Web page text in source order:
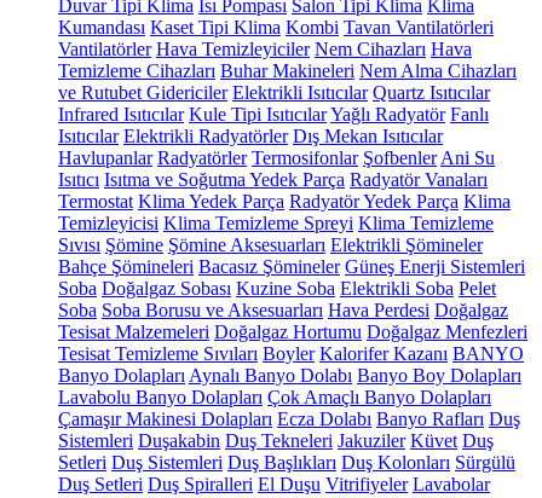
Duvar Tipi Klima Isı Pompası Salon Tipi Klima Klima
Kumandası Kaset Tipi Klima Kombi Tavan Vantilatörleri
Vantilatörler Hava Temizleyiciler Nem Cihazları Hava
Temizleme Cihazları Buhar Makineleri Nem Alma Cihazları
ve Rutubet Gidericiler Elektrikli Isıtıcılar Quartz Isıtıcılar
Infrared Isıtıcılar Kule Tipi IsıtıcılarYağlı Radyatör Fanlı
Isıtıcılar Elektrikli Radyatörler Dış Mekan Isıtıcılar
Havlupanlar Radyatörler Termosifonlar Şofbenler Ani Su
Isıtıcı Isıtma ve Soğutma Yedek Parça Radyatör Vanaları
Termostat Klima Yedek Parça Radyatör Yedek Parça Klima
Temizleyicisi Klima Temizleme Spreyi Klima Temizleme
Sıvısı Şömine Şömine Aksesuarları Elektrikli Şömineler
Bahçe Şömineleri Bacasız Şömineler Güneş Enerji Sistemleri
Soba Doğalgaz Sobası Kuzine Soba Elektrikli Soba Pelet
Soba Soba Borusu ve Aksesuarları Hava Perdesi Doğalgaz
Tesisat Malzemeleri Doğalgaz Hortumu Doğalgaz Menfezleri
Tesisat Temizleme Sıvıları Boyler Kalorifer Kazanı BANYO
Banyo Dolapları Aynalı Banyo Dolabı Banyo Boy Dolapları
Lavabolu Banyo Dolapları Çok Amaçlı Banyo Dolapları
Çamaşır Makinesi Dolapları Ecza Dolabı Banyo Rafları Duş
Sistemleri Duşakabin Duş Tekneleri Jakuziler Küvet Duş
Setleri Duş Sistemleri Duş Başlıkları Duş Kolonları Sürgülü
Duş Setleri Duş Spiralleri El Duşu Vitrifiyeler Lavabolar